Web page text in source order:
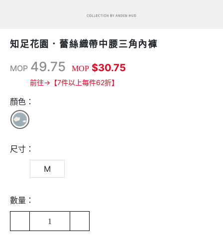
知足花園．蕾絲織帶中腰三角內褲
MOP 49.75 MOP $30.75
前往→【7件以上每件62折】
顏色：
尺寸：
M
數量：
1